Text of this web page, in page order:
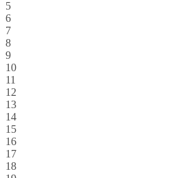
5
6
7
8
9
10
11
12
13
14
15
16
17
18